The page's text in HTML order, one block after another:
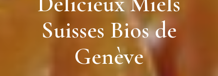
Suisses Bios de
Genève